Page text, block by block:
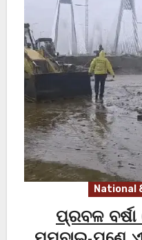
National
ପ୍ରବଳ